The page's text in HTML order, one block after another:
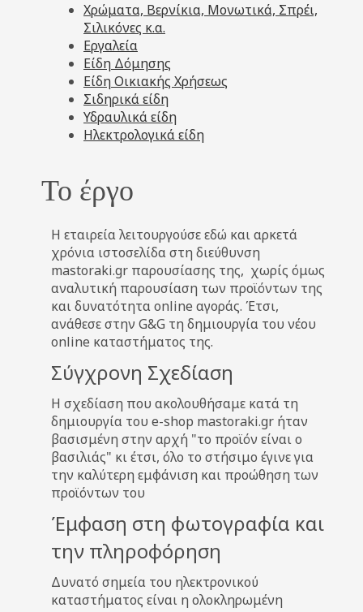
Χρώματα, Βερνίκια, Μονωτικά, Σπρέι,
Σιλικόνες κ.α.
Εργαλεία
Είδη Δόμησης
Είδη Οικιακής Χρήσεως
Σιδηρικά είδη
Υδραυλικά είδη
Ηλεκτρολογικά είδη
Το έργο
Η εταιρεία λειτουργούσε εδώ και αρκετά
χρόνια ιστοσελίδα στη διεύθυνση
mastoraki.gr παρουσίασης της, χωρίς όμως
αναλυτική παρουσίαση των προϊόντων της
και δυνατότητα online αγοράς. Έτσι,
ανάθεσε στην G&G τη δημιουργία του νέου
online καταστήματος της.
Σύγχρονη Σχεδίαση
Η σχεδίαση που ακολουθήσαμε κατά τη
δημιουργία του e-shop mastoraki.gr ήταν
βασισμένη στην αρχή "το προϊόν είναι ο
βασιλιάς" κι έτσι, όλο το στήσιμο έγινε για
την καλύτερη εμφάνιση και προώθηση των
προϊόντων του
Έμφαση στη φωτογραφία και
την πληροφόρηση
Δυνατό σημεία του ηλεκτρονικού
καταστήματος είναι η ολοκληρωμένη